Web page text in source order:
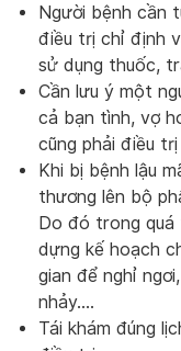
Người bệnh cần
điều trị chỉ định
sử dụng thuốc,
Cần lưu ý một
cả bạn tình, vợ
cũng phải điều
Khi bị bệnh lậu
thương lên bộ
Do đó trong quá
dựng kế hoạch
gian để nghỉ
nhảy….
Tái khám đúng